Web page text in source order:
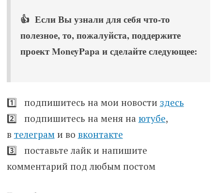
👍 Если Вы узнали для себя что-то
полезное, то, пожалуйста, поддержите
проект MoneyPapa и сделайте следующее:
1️⃣ подпишитесь на мои новости здесь
2️⃣ подпишитесь на меня на ютубе,
в телеграми во вконтакте
3️⃣ поставьте лайк и напишите
комментарий под любым постом